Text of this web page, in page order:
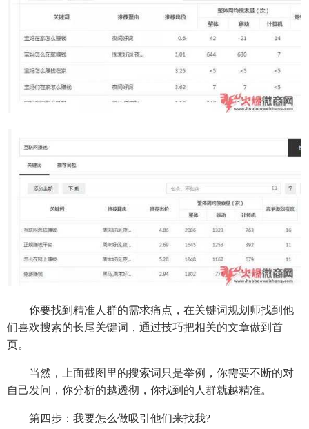
你要找到精准人群的需求痛点，在关键词规划师找到他
们喜欢搜索的长尾关键词，通过技巧把相关的文章做到首
页。
当然，上面截图里的搜索词只是举例，你需要不断的对
自己发问，你分析的越透彻，你找到的人群就越精准。
第四步：我要怎么做吸引他们来找我?